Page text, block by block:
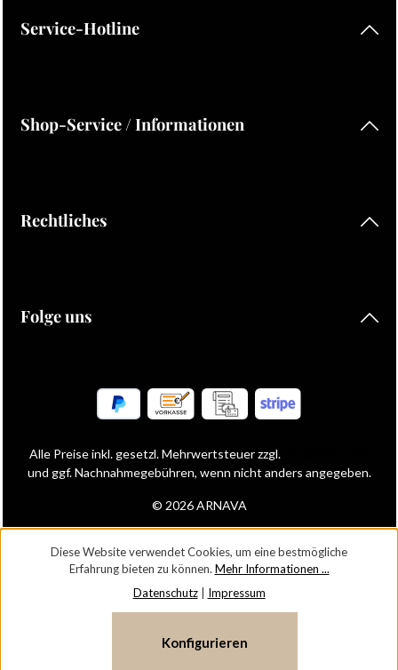
Service-Hotline
Shop-Service / Informationen
Rechtliches
Folge uns
© 2026 ARNAVA
Alle Preise inkl. gesetzl. Mehrwertsteuer zzgl.
und ggf. Nachnahmegebühren, wenn nicht anders angegeben.
Diese Website verwendet Cookies, um eine bestmögliche
Erfahrung bieten zu können. Mehr Informationen ...
Datenschutz| Impressum
Konfigurieren